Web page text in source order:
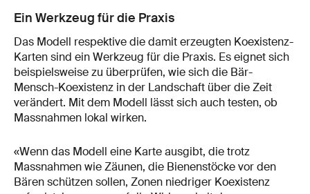
Ein Werkzeug für die Praxis
Das Modell respektive die damit erzeugten Koexistenz-
Karten sind ein Werkzeug für die Praxis. Es eignet sich
beispielsweise zu überprüfen, wie sich die Bär-
Mensch-Koexistenz in der Landschaft über die Zeit
verändert. Mit dem Modell lässt sich auch testen, ob
Massnahmen lokal wirken.
«Wenn das Modell eine Karte ausgibt, die trotz
Massnahmen wie Zäunen, die Bienenstöcke vor den
Bären schützen sollen, Zonen niedriger Koexistenz